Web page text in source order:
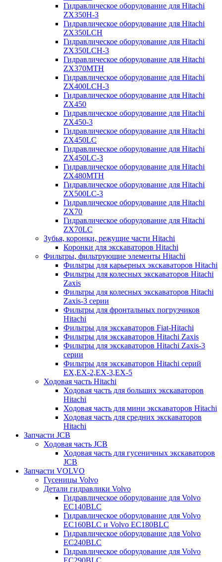
Гидравлическое оборудование для Hitachi
ZX350H-3
Гидравлическое оборудование для Hitachi
ZX350LCH
Гидравлическое оборудование для Hitachi
ZX350LCH-3
Гидравлическое оборудование для Hitachi
ZX370MTH
Гидравлическое оборудование для Hitachi
ZX400LCH-3
Гидравлическое оборудование для Hitachi
ZX450
Гидравлическое оборудование для Hitachi
ZX450-3
Гидравлическое оборудование для Hitachi
ZX450LC
Гидравлическое оборудование для Hitachi
ZX450LC-3
Гидравлическое оборудование для Hitachi
ZX480MTH
Гидравлическое оборудование для Hitachi
ZX500LC-3
Гидравлическое оборудование для Hitachi
ZX70
Гидравлическое оборудование для Hitachi
ZX70LC
Зубья, коронки, режущие части Hitachi
Коронки для экскаваторов Hitachi
Фильтры, фильтрующие элементы Hitachi
Фильтры для карьерных экскаваторов Hitachi
Фильтры для колесных экскаваторов Hitachi
Zaxis
Фильтры для колесных экскаваторов Hitachi
Zaxis-3 серии
Фильтры для фронтальных погрузчиков
Hitachi
Фильтры для экскаваторов Fiat-Hitachi
Фильтры для экскаваторов Hitachi Zaxis
Фильтры для экскаваторов Hitachi Zaxis-3
серии
Фильтры для экскаваторов Hitachi серий
EX,EX-2,EX-3,EX-5
Ходовая часть Hitachi
Ходовая часть для больших экскаваторов
Hitachi
Ходовая часть для мини экскаваторов Hitachi
Ходовая часть для средних экскаваторов
Hitachi
Запчасти JCB
Ходовая часть JCB
Ходовая часть для гусеничных экскаваторов
JCB
Запчасти VOLVO
Гусеницы Volvo
Детали гидравлики Volvo
Гидравлическое оборудование для Volvo
EC140BLC
Гидравлическое оборудование для Volvo
EC160BLC и Volvo EC180BLC
Гидравлическое оборудование для Volvo
EC240BLC
Гидравлическое оборудование для Volvo
EC290BLC